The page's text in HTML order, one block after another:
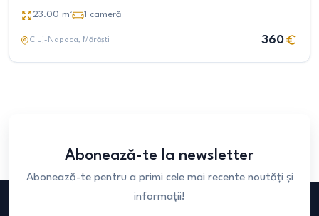
23.00 m² 1 cameră
Cluj-Napoca, Mărăști 360
Abonează-te la newsletter
Abonează-te pentru a primi cele mai recente noutăți și
informații!